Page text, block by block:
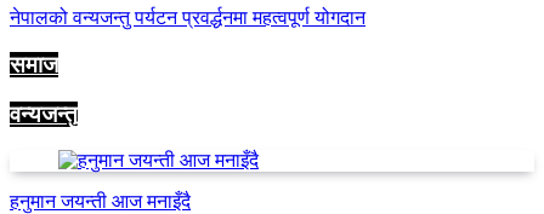
नेपालको वन्यजन्तु पर्यटन प्रवर्द्धनमा महत्वपूर्ण योगदान
समाज
वन्यजन्तु
हनुमान जयन्ती आज मनाइँदै